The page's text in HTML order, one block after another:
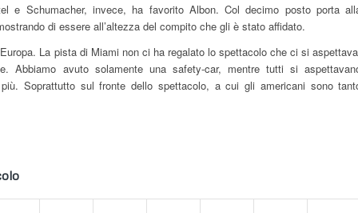
e Schumacher, invece, ha favorito Albon. Col decimo posto porta
di essere all’altezza del compito che gli è stato affidato.
La pista di Miami non ci ha regalato lo spettacolo che ci si
Abbiamo avuto solamente una safety-car, mentre tutti si
Soprattutto sul fronte dello spettacolo, a cui gli americani sono